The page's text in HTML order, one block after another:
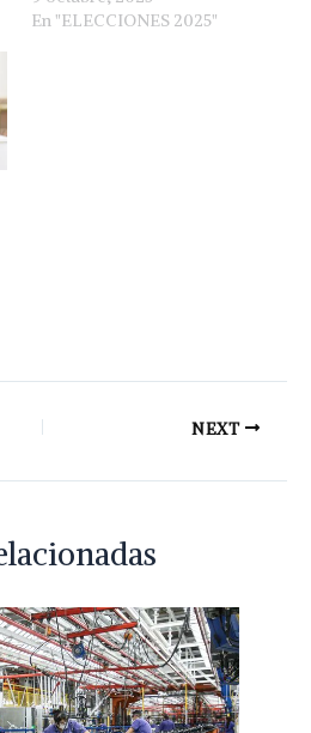
En "ELECCIONES 2025"
NEXT